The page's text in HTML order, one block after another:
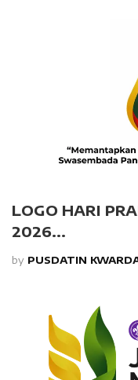
LOGO HARI
2026...
by PUSDATIN